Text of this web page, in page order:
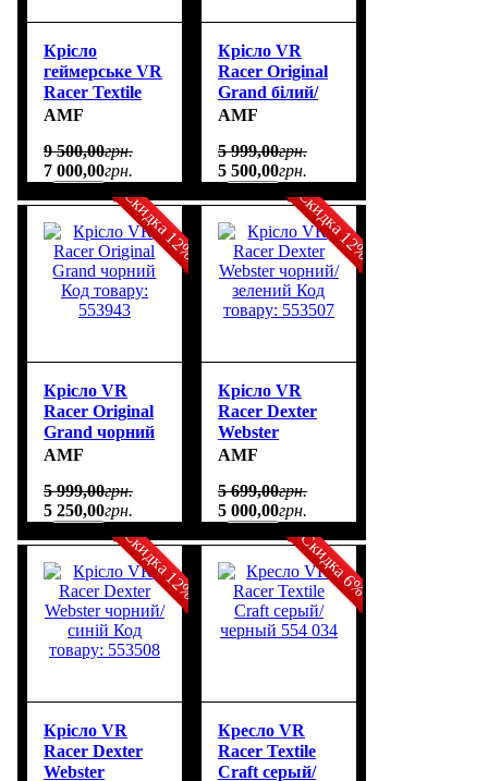
Крісло
геймерське VR
Racer Textile
Darrius чорний
555292
AMF
9 500,00грн.
7 000,00грн.
Крісло VR
Racer Original
Grand білий/
рожевий Код
AMF
5 999,00грн.
5 500,00грн.
Скидка 12%
Крісло VR
Racer Original
Grand чорний
Код товару:
AMF
5 999,00грн.
5 250,00грн.
Скидка 12%
Крісло VR
Racer Dexter
Webster
чорний/
товару: 553507
AMF
5 699,00грн.
5 000,00грн.
Скидка 12%
Крісло VR
Racer Dexter
Webster
Скидка 6%
Кресло VR
Racer Textile
Craft серый/